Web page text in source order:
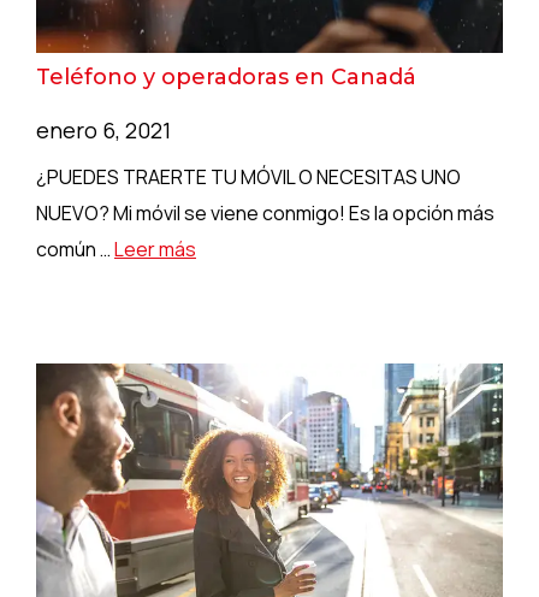
Teléfono y operadoras en Canadá
enero 6, 2021
¿PUEDES TRAERTE TU MÓVIL O NECESITAS UNO
NUEVO? Mi móvil se viene conmigo! Es la opción más
común …Leer más